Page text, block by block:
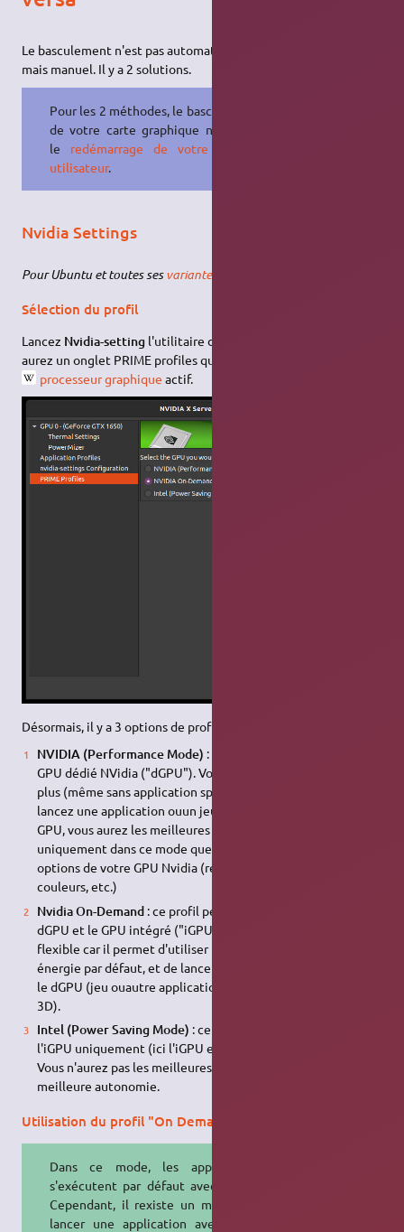
Le basculement n'est pas automatique comme sous Windows®
mais manuel. Il y a 2 solutions.
Pour les 2 méthodes, le basculement
de votre carte graphique nécessite
le redémarrage de votre session
utilisateur.
Nvidia Settings
Pour Ubuntu et toutes sesvariantes
Sélection du profil
Lancez Nvidia-setting l'utilitaire de configuration Nvidia. Vous
aurez un onglet PRIME profiles qui permet de changer le
processeur graphique actif.
Désormais, il y a 3 options de profil :
NVIDIA (Performance Mode) : ce profile sélectionne votre
GPU dédié NVidia ("dGPU"). Votre machine consommera
plus (même sans application spécifique lancée), mais si vous
lancez une application ouun jeu sollicitant fortement le
GPU, vous aurez les meilleures performances. C'est
uniquement dans ce mode que vous aurez accès aux autres
options de votre GPU Nvidia (résolution, correction des
couleurs, etc.)
Nvidia On-Demand: ce profil permet d'alterner entre le
dGPU et le GPU intégré ("iGPU"). Ce mode est le plus
flexible car il permet d'utiliser l'iGPU peu consommateur en
énergie par défaut, et de lancer certaines applications avec
le dGPU (jeu ouautre application utilisant intensivement la
3D).
Intel (Power Saving Mode) : ce profil force l'utilisation de
l'iGPU uniquement (ici l'iGPU embarqué sur un CPU Intel).
Vous n'aurez pas les meilleures performance mais la
meilleure autonomie.
Utilisation du profil "On Demand"
Dans ce mode, les applications
s'exécutent par défaut avec l'iGPU.
Cependant, il rexiste un moyen de
lancer une application avec votre